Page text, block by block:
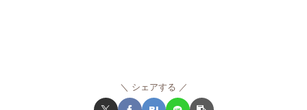
シェアする